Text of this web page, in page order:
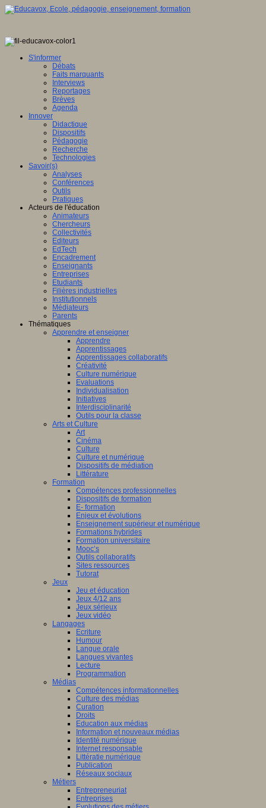
S'informer
Débats
Faits marquants
Interviews
Reportages
Brèves
Agenda
Innover
Didactique
Dispositifs
Pédagogie
Recherche
Technologies
Savoir(s)
Analyses
Conférences
Outils
Pratiques
Acteurs de l'éducation
Animateurs
Chercheurs
Collectivités
Editeurs
EdTech
Encadrement
Enseignants
Entreprises
Etudiants
Filières industrielles
Institutionnels
Médiateurs
Parents
Thématiques
Apprendre et enseigner
Apprendre
Apprentissages
Apprentissages collaboratifs
Créativité
Culture numérique
Evaluations
Individualisation
Initiatives
Interdisciplinarité
Outils pour la classe
Arts et Culture
Art
Cinéma
Culture
Culture et numérique
Dispositifs de médiation
Littérature
Formation
Compétences professionnelles
Dispositifs de formation
E- formation
Enjeux et évolutions
Enseignement supérieur et numérique
Formations hybrides
Formation universitaire
Mooc’s
Outils collaboratifs
Sites ressources
Tutorat
Jeux
Jeu et éducation
Jeux 4/12 ans
Jeux sérieux
Jeux vidéo
Langages
Ecriture
Humour
Langue orale
Langues vivantes
Lecture
Programmation
Médias
Compétences informationnelles
Culture des médias
Curation
Droits
Education aux médias
Information et nouveaux médias
Identité numérique
Internet responsable
Littératie numérique
Publication
Réseaux sociaux
Métiers
Entrepreneuriat
Entreprises